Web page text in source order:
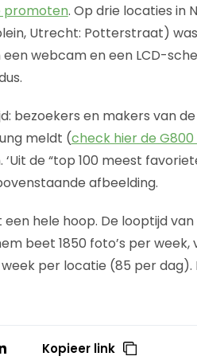
promoten. Op drie locaties in
Utrecht: Potterstraat)
webcam en een LCD-
bezoekers en makers van
meldt (check hier de
de “top 100 meest
afbeelding.
een hele hoop. De looptijd
beet 1850 foto’s per
per locatie (85 per
Kopieer link